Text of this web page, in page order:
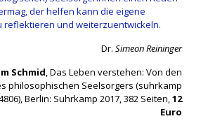
der helfen kann die eigene
reflektieren und weiterzuentwickeln.
Dr.Simeon Reininger
Schmid, Das Leben verstehen: Von den
philosophischen Seelsorgers (suhrkamp
Berlin: Suhrkamp 2017, 382 Seiten,12
Euro